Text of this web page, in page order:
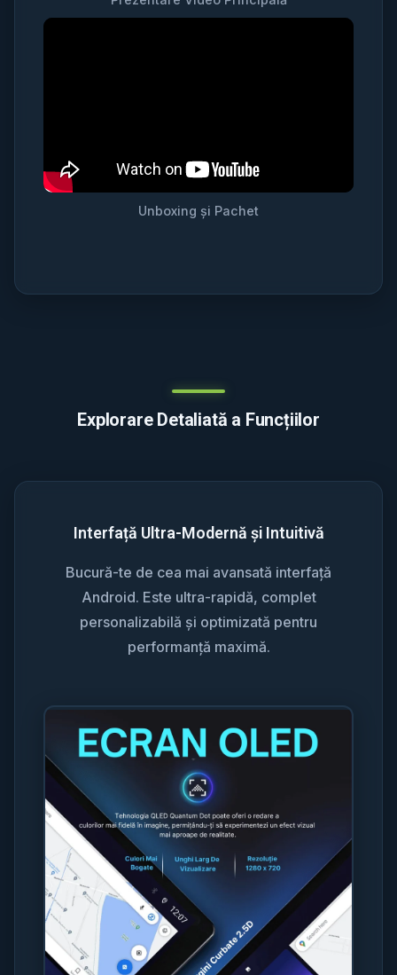
Unboxing și Pachet
Explorare Detaliată a Funcțiilor
Interfață Ultra-Modernă și Intuitivă
Bucură-te de cea mai avansată interfață
Android. Este ultra-rapidă, complet
personalizabilă și optimizată pentru
performanță maximă.